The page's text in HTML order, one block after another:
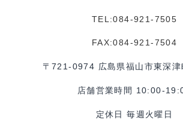
TEL:084-921-7505
FAX:084-921-7504
〒721-0974 広島県福山市東深
店舗営業時間 10:00-
定休日 毎週火曜日